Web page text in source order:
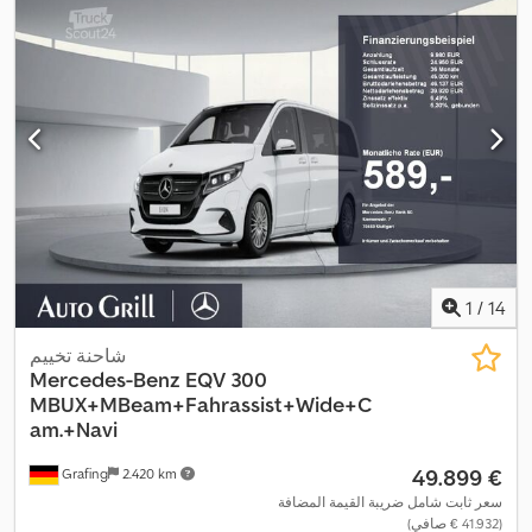
المقطورة,
1 / 14
Grafing 2.420 km
شاحنة تخييم
Mercedes-Benz EQV 300
MBUX+MBeam+Fahrassist+Wide+C
am.+Navi
‏49.899 €
سعر ثابت شامل ضريبة القيمة المضافة
(‏41.932 € صافي)